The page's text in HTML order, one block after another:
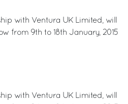
with Ventura UK Limited, will
from 9th to 18th January, 2015
with Ventura UK Limited, will